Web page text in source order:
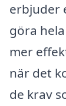
erbjuder
göra
mer
när det
de krav